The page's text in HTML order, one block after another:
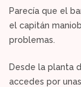
Parecía que el
el capitán
problemas.
Desde la planta
accedes por